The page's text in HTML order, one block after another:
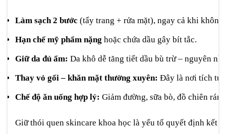
Làm sạch 2 bước (tẩy trang + rửa mặt), ngay cả khi không
Hạn chế mỹ phẩm nặng hoặc chứa dầu gây bít tắc.
Giữ da đủ ẩm: Da khô dễ tăng tiết dầu bù trừ – nguyên
Thay vỏ gối – khăn mặt thường xuyên: Đây là nơi tích tụ
Chế độ ăn uống hợp lý: Giảm đường, sữa bò, đồ chiên
Giữ thói quen skincare khoa học là yếu tố quyết định kết